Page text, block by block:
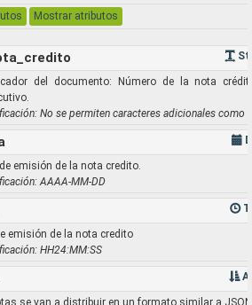
Mostrar atributos
del documento: Número de la nota
No se permiten caracteres adicionales como
emisión de la nota credito.
AAAA-MM-DD
emisión de la nota credito
HH24:MM:SS
se van a distribuir en un formato similar a